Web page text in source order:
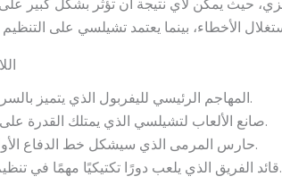
المهاجم الرئيسي لليفربول الذي يتميز بالسرعة والدقة في إنهاء الهجمات.
صانع الألعاب لتشيلسي الذي يمتلك القدرة على خلق الفرص وتحريك الفريق.
حارس المرمى الذي سيشكل خط الدفاع الأول ويقوم بالتصديات الحاسمة.
قائد الفريق الذي يلعب دورًا تكتيكيًا مهمًا في تنظيم اللاعبين على أرض الملعب.